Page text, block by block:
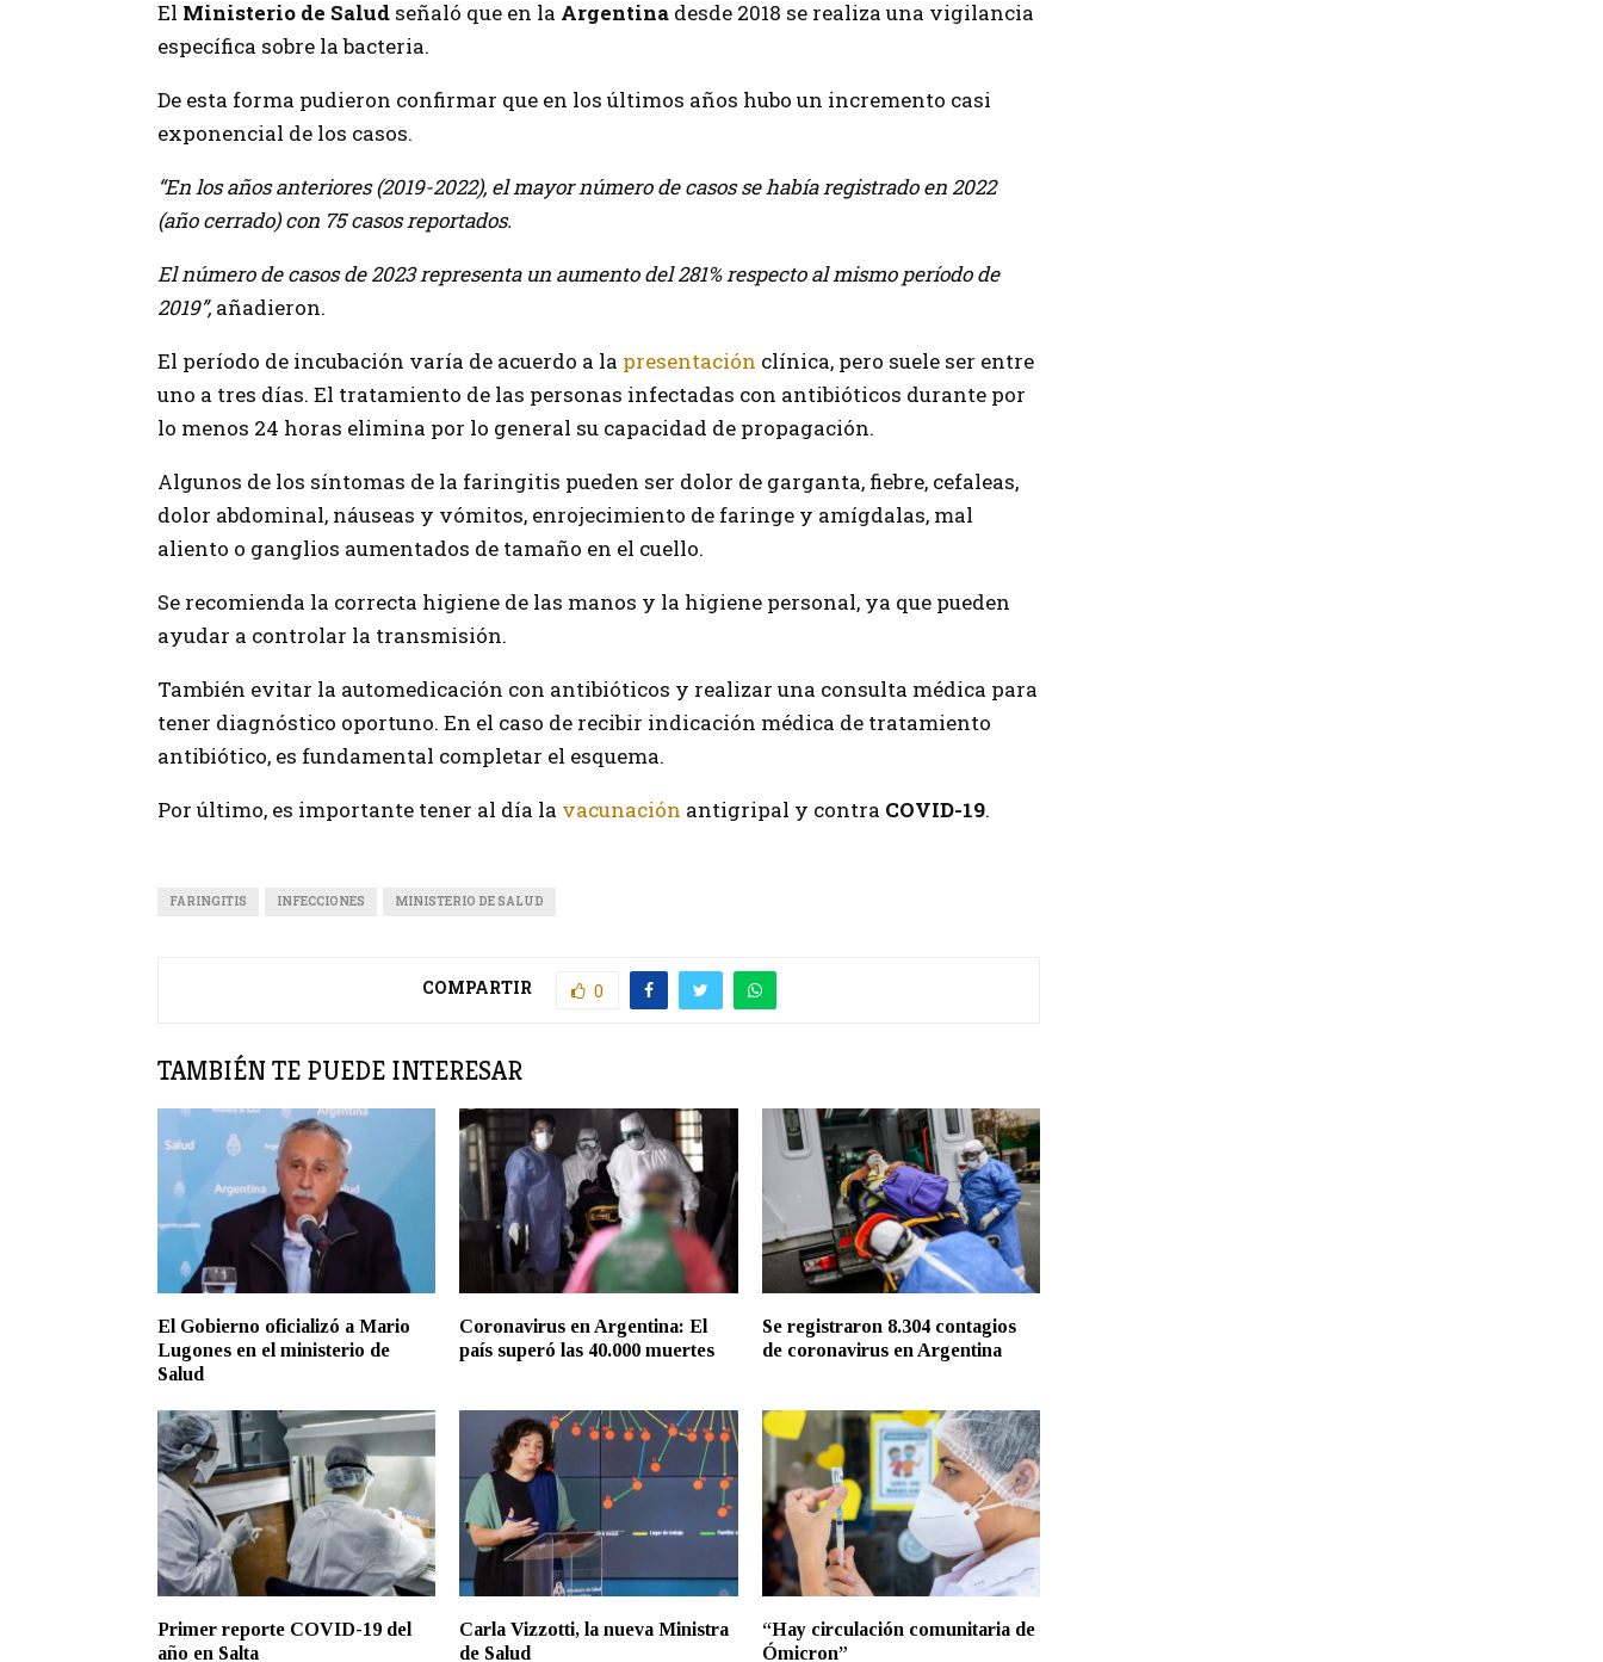
El Ministerio de Salud señaló que en la Argentina desde 2018 se realiza una vigilancia
específica sobre la bacteria.
De esta forma pudieron confirmar que en los últimos años hubo un incremento casi
exponencial de los casos.
“En los años anteriores (2019-2022), el mayor número de casos se había registrado en 2022
(año cerrado) con 75 casos reportados.
El número de casos de 2023 representa un aumento del 281% respecto al mismo período de
2019”, añadieron.
El período de incubación varía de acuerdo a la presentación clínica, pero suele ser entre
uno a tres días. El tratamiento de las personas infectadas con antibióticos durante por
lo menos 24 horas elimina por lo general su capacidad de propagación.
Algunos de los síntomas de la faringitis pueden ser dolor de garganta, fiebre, cefaleas,
dolor abdominal, náuseas y vómitos, enrojecimiento de faringe y amígdalas, mal
aliento o ganglios aumentados de tamaño en el cuello.
Se recomienda la correcta higiene de las manos y la higiene personal, ya que pueden
ayudar a controlar la transmisión.
También evitar la automedicación con antibióticos y realizar una consulta médica para
tener diagnóstico oportuno. En el caso de recibir indicación médica de tratamiento
antibiótico, es fundamental completar el esquema.
Por último, es importante tener al día la vacunación antigripal y contra COVID-19.
FARINGITIS INFECCIONES MINISTERIO DE SALUD
COMPARTIR 0
TAMBIÉN TE PUEDE INTERESAR
El Gobierno oficializó a Mario
Lugones en el ministerio de
Salud
Coronavirus en Argentina: El
país superó las 40.000 muertes
Se registraron 8.304 contagios
de coronavirus en Argentina
Primer reporte COVID-19 del
año en Salta
Carla Vizzotti, la nueva Ministra
de Salud
“Hay circulación comunitaria de
Ómicron”